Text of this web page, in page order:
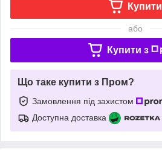
Купити
або
Купити з
Що таке купити з Пром?
Замовлення під захистом
Доступна доставка